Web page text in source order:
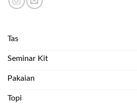
Tas
Seminar Kit
Pakaian
Topi